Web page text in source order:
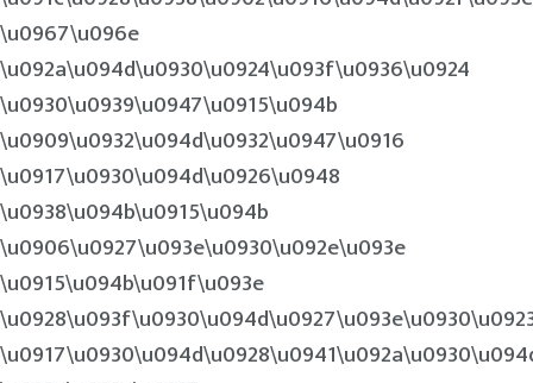
\u0967\u096e
\u092a\u094d\u0930\u0924\u093f\u0936\u0924
\u0930\u0939\u0947\u0915\u094b
\u0909\u0932\u094d\u0932\u0947\u0916
\u0917\u0930\u094d\u0926\u0948
\u0938\u094b\u0915\u094b
\u0906\u0927\u093e\u0930\u092e\u093e
\u0915\u094b\u091f\u093e